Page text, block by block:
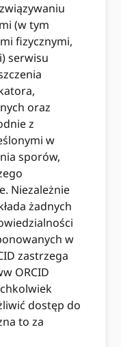
(w tym
fizycznymi,
serwisu
oraz
z
w
sporów,
Niezależnie
żadnych
w
zastrzega
ORCID
dostęp do
to za